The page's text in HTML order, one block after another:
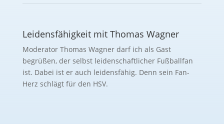
Leidensfähigkeit mit Thomas Wagner
Moderator Thomas Wagner darf ich als Gast
begrüßen, der selbst leidenschaftlicher Fußballfan
ist. Dabei ist er auch leidensfähig. Denn sein Fan-
Herz schlägt für den HSV.